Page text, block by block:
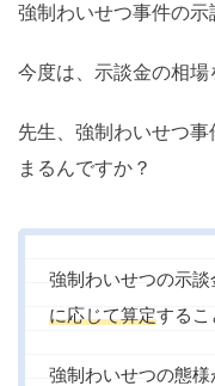
強制わいせつ事件の示
今度は、示談金の相場
先生、強制わいせつ
まるんですか？
強制わいせつの示談
に応じて算定するこ
強制わいせつの態